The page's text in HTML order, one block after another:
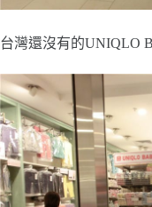
台灣還沒有的UNIQLO